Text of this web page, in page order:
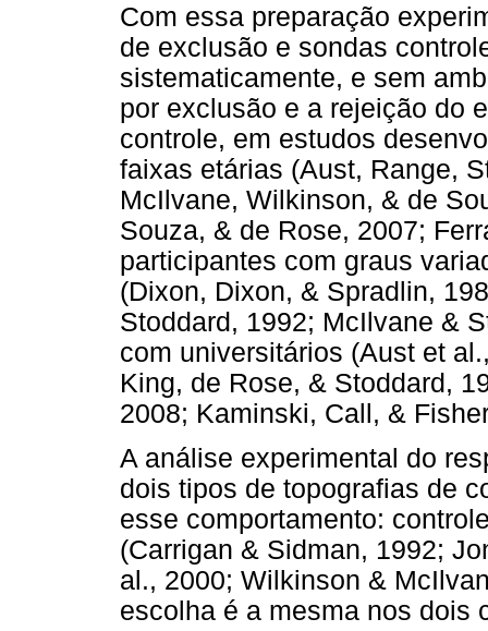
Com essa preparação
de exclusão e sondas
sistematicamente, e sem
por exclusão e a rejeição do
controle, em estudos
faixas etárias (Aust, Range,
McIlvane, Wilkinson, & de
Souza, & de Rose, 2007;
participantes com graus
(Dixon, Dixon, & Spradlin,
Stoddard, 1992; McIlvane &
com universitários (Aust et
King, de Rose, & Stoddard,
2008; Kaminski, Call, &
A análise experimental do
dois tipos de topografias de
esse comportamento:
(Carrigan & Sidman, 1992;
al., 2000; Wilkinson &
escolha é a mesma nos dois